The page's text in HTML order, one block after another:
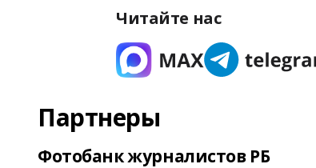
Читайте нас
Партнеры
Фотобанк журналистов РБ